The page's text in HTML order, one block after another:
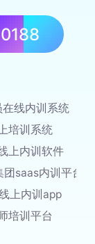
线内训系统
培训系统
上内训软件
saas内训平台
上内训app
培训平台